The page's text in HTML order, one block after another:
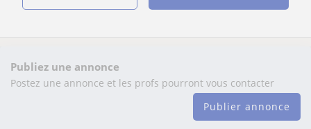
Publiez une annonce
Postez une annonce et les profs pourront vous contacter
Publier annonce